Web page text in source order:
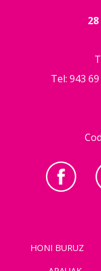
Tel: 943
HONI BURUZ